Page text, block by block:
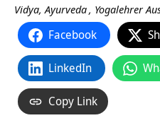
Vidya,Ayurveda, Yogalehrer
Facebook
LinkedIn
Copy Link